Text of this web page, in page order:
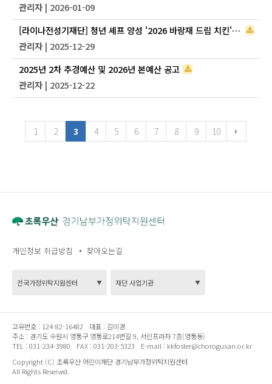
관리자 | 2026-01-09
[라이나전성기재단] 청년 셰프 양성 '2026 바랑재 드림 치킨' 참여자 모집
관리자 | 2025-12-29
2025년 2차 추경예산 및 2026년 본예산 공고
관리자 | 2025-12-22
1 2 3 4 5 6 7 8 9 10
개인정보 취급방침 찾아오는길
고유번호 : 124-82-16482 대표 : 김미경
주소 : 경기도 수원시 영통구 영통로214번길 9, 서린프라자 7층(영통동)
TEL : 031-234-3980 FAX : 031-203-5323 E-mail : kkfoster@chorogusan.or.kr
Copyright (C) 초록우산 어린이재단 경기남부가정위탁지원센터
All Rights Reserved.